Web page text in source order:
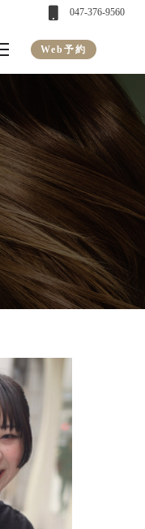
047-376-9560
Web予約